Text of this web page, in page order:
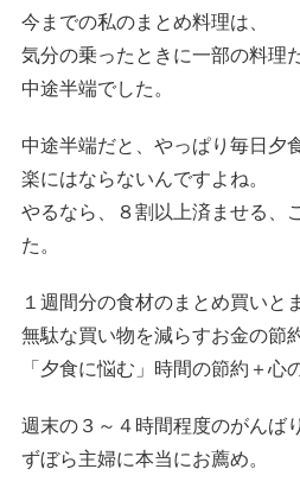
今までの私のまとめ料理は、
気分の乗ったときに一部の料理
中途半端でした。
中途半端だと、やっぱり毎日夕
楽にはならないんですよね。
やるなら、８割以上済ませる、
た。
１週間分の食材のまとめ買いと
無駄な買い物を減らすお金の節
「夕食に悩む」時間の節約＋心
週末の３～４時間程度のがんば
ずぼら主婦に本当にお薦め。